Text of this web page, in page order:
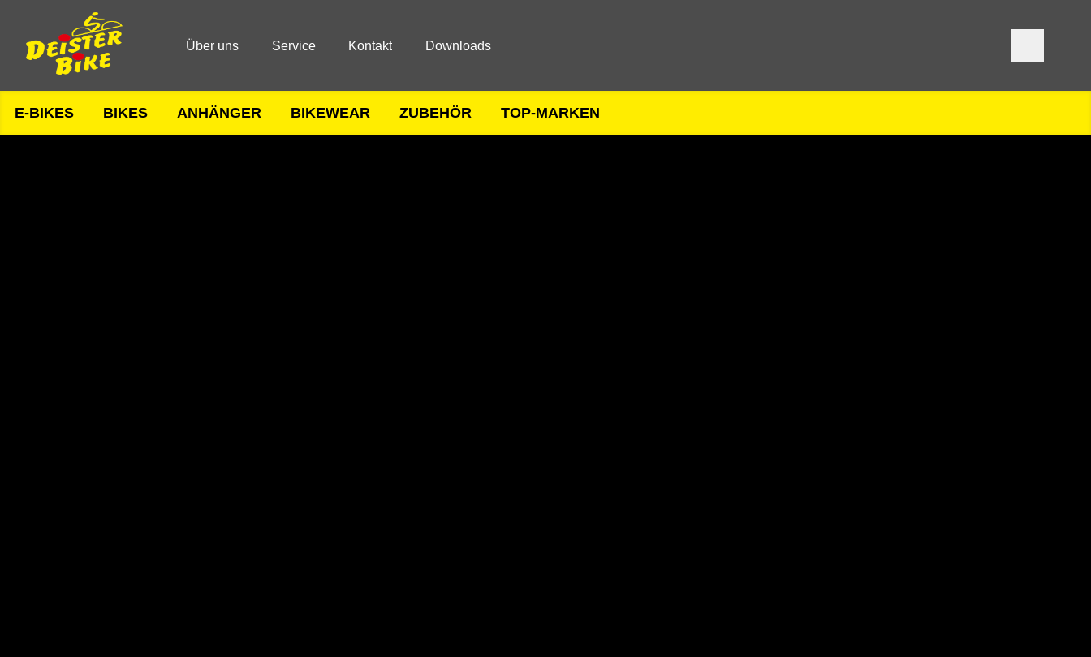
Über uns Service Kontakt Downloads
E-BIKES BIKES ANHÄNGER BIKEWEAR ZUBEHÖR TOP-MARKEN